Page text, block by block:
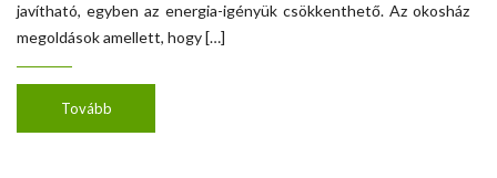
javítható, egyben az energia-igényük csökkenthető. Az okosház
megoldások amellett, hogy […]
Tovább